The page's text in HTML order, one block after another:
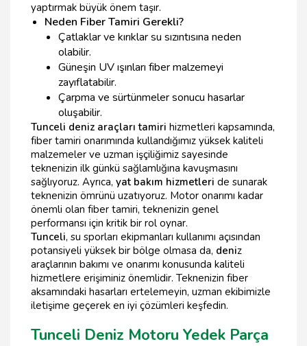
yaptırmak büyük önem taşır.
Neden Fiber Tamiri Gerekli?
Çatlaklar ve kırıklar su sızıntısına neden
olabilir.
Güneşin UV ışınları fiber malzemeyi
zayıflatabilir.
Çarpma ve sürtünmeler sonucu hasarlar
oluşabilir.
Tunceli deniz araçları tamiri hizmetleri kapsamında,
fiber tamiri onarımında kullandığımız yüksek kaliteli
malzemeler ve uzman işçiliğimiz sayesinde
teknenizin ilk günkü sağlamlığına kavuşmasını
sağlıyoruz. Ayrıca, yat bakım hizmetleri de sunarak
teknenizin ömrünü uzatıyoruz. Motor onarımı kadar
önemli olan fiber tamiri, teknenizin genel
performansı için kritik bir rol oynar.
Tunceli, su sporları ekipmanları kullanımı açısından
potansiyeli yüksek bir bölge olmasa da, deniz
araçlarının bakımı ve onarımı konusunda kaliteli
hizmetlere erişiminiz önemlidir. Teknenizin fiber
aksamındaki hasarları ertelemeyin, uzman ekibimizle
iletişime geçerek en iyi çözümleri keşfedin.
Tunceli Deniz Motoru Yedek Parça